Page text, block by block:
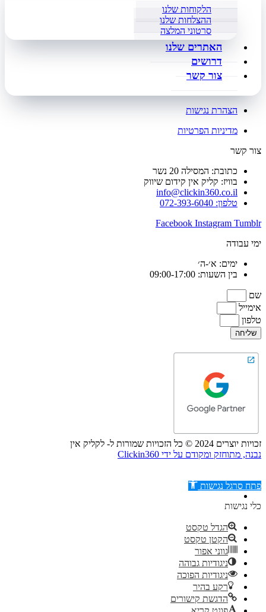
הלקוחות שלנו
ההצלחות שלנו
סרטוני המלצה
האתרים שלנו
דרושים
צור קשר
הצהרת נגישות
מדיניות הפרטיות
צור קשר
כתובת: המסילה 20 נשר
בוויז: קליק אין קידום שיווק
info@clickin360.co.il
טלפון: 072-393-6040
Facebook Instagram Tumblr
ימי עבודה
ימים: א׳-ה׳
בין השעות: 09:00-17:00
שם
אימייל
טלפון
שליחה
זכויות יוצרים 2024 © כל הזכויות שמורות ל- לקליק אין
נבנה, מתוחזק ומקודם על ידי Clickin360
דילוג לתוכן
פתח סרגל נגישות
כלי נגישות
הגדל טקסט
הקטן טקסט
גווני אפור
ניגודיות גבוהה
ניגודיות הפוכה
רקע בהיר
הדגשת קישורים